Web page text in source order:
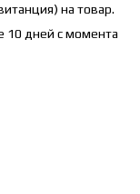
на товар.
10 дней с момента